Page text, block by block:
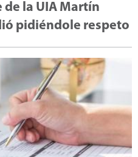
la UIA Martín
pidiéndole respeto